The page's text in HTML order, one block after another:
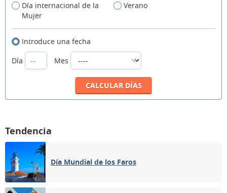
Día internacional de la
Mujer
Verano
Introduce una fecha
Día
Mes
Tendencia
Día Mundial de los Faros